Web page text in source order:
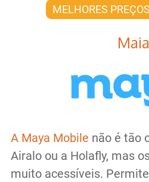
MELHORES
Maia
A Maya Mobile não é tão
Airalo ou a Holafly, mas
muito acessíveis.